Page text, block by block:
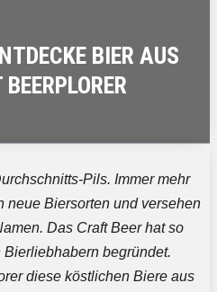
BIER AUS
Pils. Immer mehr
neue Biersorten und versehen
Das Craft Beer hat so
begründet.
diese köstlichen Biere aus